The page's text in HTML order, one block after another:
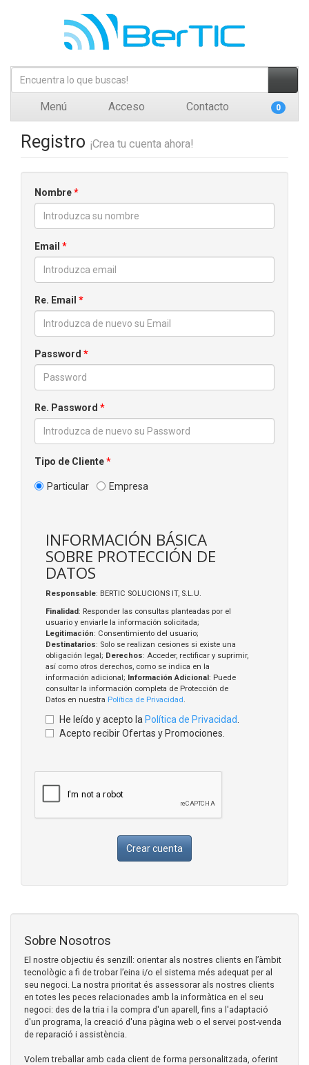
Menú Acceso Contacto 0
Registro ¡Crea tu cuenta ahora!
Nombre*
Email *
Re. Email *
Password *
Re. Password *
Tipo de Cliente*
Particular Empresa
INFORMACIÓN BÁSICA
SOBRE PROTECCIÓN DE
DATOS
Responsable: BERTIC SOLUCIONS IT, S.L.U.
Finalidad: Responder las consultas planteadas por el
usuario y enviarle la información solicitada;
Legitimación: Consentimiento del usuario;
Destinatarios: Solo se realizan cesiones si existe una
obligación legal; Derechos: Acceder, rectificar y suprimir,
así como otros derechos, como se indica en la
información adicional; Información Adicional: Puede
consultar la información completa de Protección de
Datos en nuestra Política de Privacidad.
He leído y acepto la Política de Privacidad
Acepto recibir Ofertas y Promociones.
Crear cuenta
Sobre Nosotros
El nostre objectiu és senzill: orientar als nostres clients en l’àmbit
tecnològic a fi de trobar l’eina i/o el sistema més adequat per al
seu negoci. La nostra prioritat és assessorar als nostres clients
en totes les peces relacionades amb la informàtica en el seu
negoci: des de la tria i la compra d'un aparell, fins a l'adaptació
d'un programa, la creació d'una pàgina web o el servei post-venda
de reparació i assistència.
Volem treballar amb cada client de forma personalitzada, oferint